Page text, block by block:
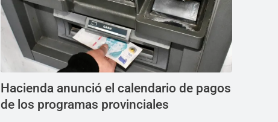
Hacienda anunció el calendario de pagos
de los programas provinciales